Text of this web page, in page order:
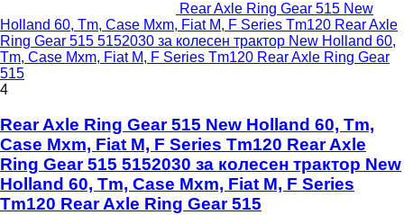
Rear Axle Ring Gear 515 New
Holland 60, Tm, Case Mxm, Fiat M, F Series Tm120 Rear Axle
Ring Gear 515 5152030 за колесен трактор New Holland 60,
Tm, Case Mxm, Fiat M, F Series Tm120 Rear Axle Ring Gear
515
4
Rear Axle Ring Gear 515 New Holland 60, Tm,
Case Mxm, Fiat M, F Series Tm120 Rear Axle
Ring Gear 515 5152030 за колесен трактор New
Holland 60, Tm, Case Mxm, Fiat M, F Series
Tm120 Rear Axle Ring Gear 515